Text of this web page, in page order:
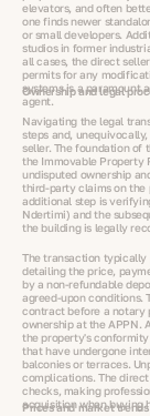
elevators, and often
one finds newer
or small developers.
studios in former
all cases, the direct
permits for any
systems is a paramount
agent.
Ownership and legal
Navigating the legal
steps and,
seller. The foundation of
the Immovable Property
undisputed ownership
third-party claims on the
additional step is
Ndertimi) and the
the building is legally
The transaction typically
detailing the price,
by a non-refundable
agreed-upon conditions.
contract before a notary
ownership at the APPN.
the property's
that have undergone
balconies or terraces.
complications. The
checks, making
acquisition when buying
Prices and market